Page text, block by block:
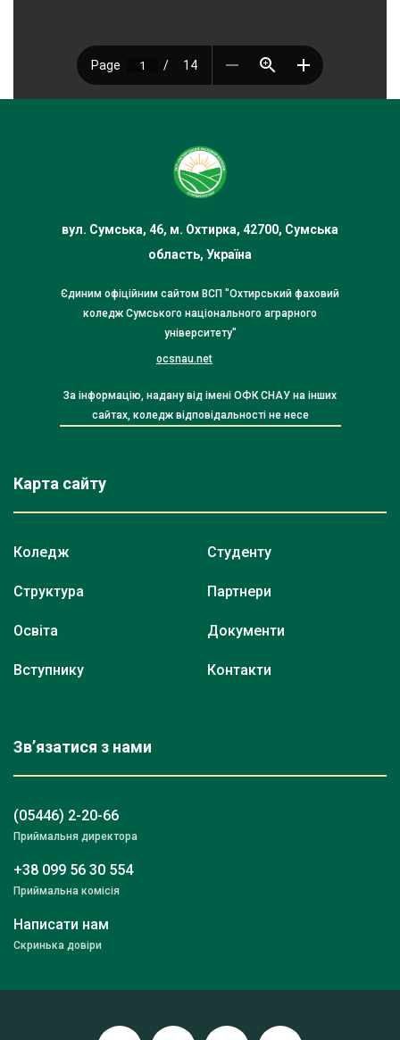
вул. Сумська, 46, м. Охтирка, 42700, Сумська
область, Україна
Єдиним офіційним сайтом ВСП "Охтирський фаховий
коледж Сумського національного аграрного
університету"
ocsnau.net
За інформацію, надану від імені ОФК СНАУ на інших
сайтах, коледж відповідальності не несе
Карта сайту
Коледж
Структура
Освіта
Вступнику
Студенту
Партнери
Документи
Контакти
Зв’язатися з нами
(05446) 2-20-66
Приймальня директора
+38 099 56 30 554
Приймальна комісія
Написати нам
Скринька довіри